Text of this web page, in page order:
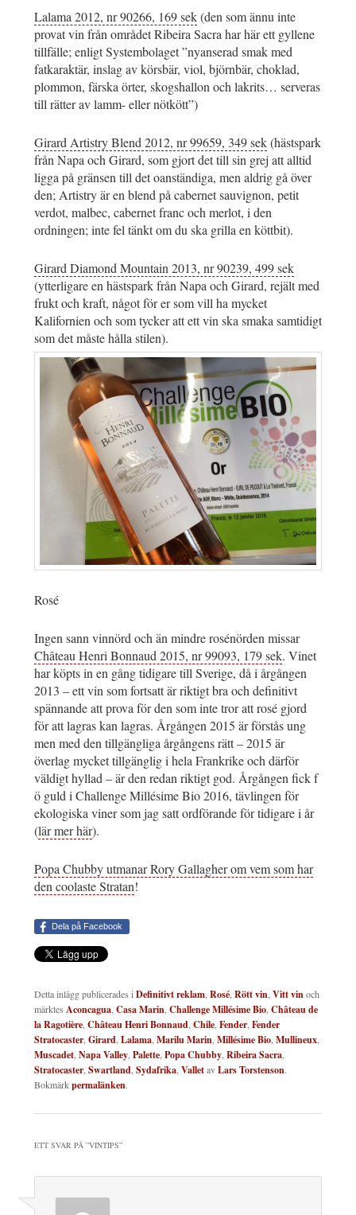
Lalama 2012, nr 90266, 169 sek(den som ännu inte
provat vin från området Ribeira Sacra har här ett gyllene
tillfälle; enligt Systembolaget ”nyanserad smak med
fatkaraktär, inslag av körsbär, viol, björnbär, choklad,
plommon, färska örter, skogshallon och lakrits… serveras
till rätter av lamm- eller nötkött”)
Girard Artistry Blend 2012, nr 99659, 349 sek(hästspark
från Napa och Girard, som gjort det till sin grej att alltid
ligga på gränsen till det oanständiga, men aldrig gå över
den; Artistry är en blend på cabernet sauvignon, petit
verdot, malbec, cabernet franc och merlot, i den
ordningen; inte fel tänkt om du ska grilla en köttbit).
Girard Diamond Mountain 2013, nr 90239, 499 sek
(ytterligare en hästspark från Napa och Girard, rejält med
frukt och kraft, något för er som vill ha mycket
Kalifornien och som tycker att ett vin ska smaka samtidigt
som det måste hålla stilen).
Rosé
Ingen sann vinnörd och än mindre rosénörden missar
Château Henri Bonnaud 2015, nr 99093, 179 sek. Vinet
har köpts in en gång tidigare till Sverige, då i årgången
2013 – ett vin som fortsatt är riktigt bra och definitivt
spännande att prova för den som inte tror att rosé gjord
för att lagras kan lagras. Årgången 2015 är förstås ung
men med den tillgängliga årgångens rätt – 2015 är
överlag mycket tillgänglig i hela Frankrike och därför
väldigt hyllad – är den redan riktigt god. Årgången fick f
ö guld i Challenge Millésime Bio 2016, tävlingen för
ekologiska viner som jag satt ordförande för tidigare i år
(lär mer här).
Popa Chubby utmanar Rory Gallagher om vem som har
den coolaste Stratan!
Dela på Facebook
Detta inlägg publicerades iDefinitivt reklam,Rosé,Rött vin,Vitt vinoch
märktes Aconcagua,Casa Marin,Challenge Millésime Bio,Château de
la Ragotière,Château Henri Bonnaud,Chile,Fender,Fender
Stratocaster,Girard,Lalama,Marilu Marin,Millésime Bio,Mullineux,
Muscadet,Napa Valley,Palette,Popa Chubby,Ribeira Sacra,
Stratocaster,Swartland,Sydafrika,ValletavLars Torstenson.
Bokmärkpermalänken.
ETT SVAR PÅ ”VINTIPS”